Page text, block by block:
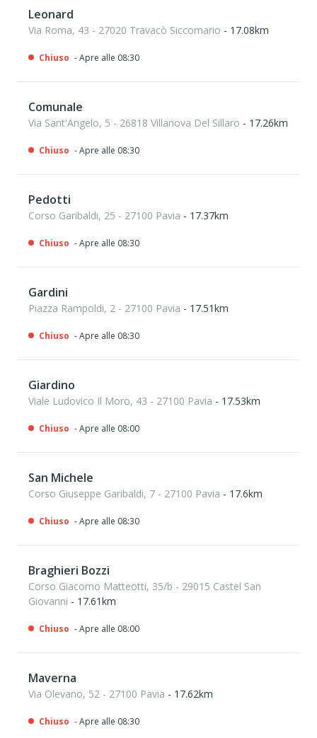
Leonard
Via Roma, 43 - 27020 Travacò Siccomario - 17.08km
Chiuso - Apre alle 08:30
Comunale
Via Sant'Angelo, 5 - 26818 Villanova Del Sillaro - 17.26km
Chiuso - Apre alle 08:30
Pedotti
Corso Garibaldi, 25 - 27100 Pavia - 17.37km
Chiuso - Apre alle 08:30
Gardini
Piazza Rampoldi, 2 - 27100 Pavia - 17.51km
Chiuso - Apre alle 08:30
Giardino
Viale Ludovico Il Moro, 43 - 27100 Pavia - 17.53km
Chiuso - Apre alle 08:00
San Michele
Corso Giuseppe Garibaldi, 7 - 27100 Pavia - 17.6km
Chiuso - Apre alle 08:30
Braghieri Bozzi
Corso Giacomo Matteotti, 35/b - 29015 Castel San
Giovanni - 17.61km
Chiuso - Apre alle 08:00
Maverna
Via Olevano, 52 - 27100 Pavia - 17.62km
Chiuso - Apre alle 08:30